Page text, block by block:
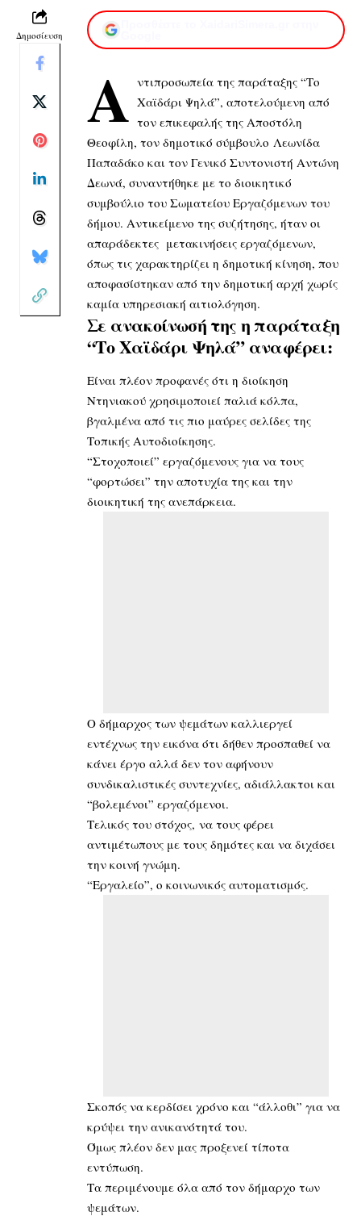
Δημοσίευση
Α ντιπροσωπεία της παράταξης “Το
Χαϊδάρι Ψηλά”, αποτελούμενη από
τον επικεφαλής της Αποστόλη
Θεοφίλη, τον δημοτικό σύμβουλο Λεωνίδα
Παπαδάκο και τον Γενικό Συντονιστή Αντώνη
Δεωνά, συναντήθηκε με το διοικητικό
συμβούλιο του Σωματείου Εργαζόμενων του
δήμου. Αντικείμενο της συζήτησης, ήταν οι
απαράδεκτες μετακινήσεις εργαζόμενων,
όπως τις χαρακτηρίζει η δημοτική κίνηση, που
αποφασίστηκαν από την δημοτική αρχή χωρίς
καμία υπηρεσιακή αιτιολόγηση.
Σε ανακοίνωσή της η παράταξη
“Το Χαϊδάρι Ψηλά” αναφέρει:
Είναι πλέον προφανές ότι η διοίκηση
Ντηνιακού χρησιμοποιεί παλιά κόλπα,
βγαλμένα από τις πιο μαύρες σελίδες της
Τοπικής Αυτοδιοίκησης.
“Στοχοποιεί” εργαζόμενους για να τους
“φορτώσει” την αποτυχία της και την
διοικητική της ανεπάρκεια.
Ο δήμαρχος των ψεμάτων καλλιεργεί
εντέχνως την εικόνα ότι δήθεν προσπαθεί να
κάνει έργο αλλά δεν τον αφήνουν
συνδικαλιστικές συντεχνίες, αδιάλλακτοι και
“βολεμένοι” εργαζόμενοι.
Τελικός του στόχος, να τους φέρει
αντιμέτωπους με τους δημότες και να διχάσει
την κοινή γνώμη.
“Εργαλείο”, ο κοινωνικός αυτοματισμός.
Σκοπός να κερδίσει χρόνο και “άλλοθι” για να
κρύψει την ανικανότητά του.
Όμως πλέον δεν μας προξενεί τίποτα
εντύπωση.
Τα περιμένουμε όλα από τον δήμαρχο των
ψεμάτων.